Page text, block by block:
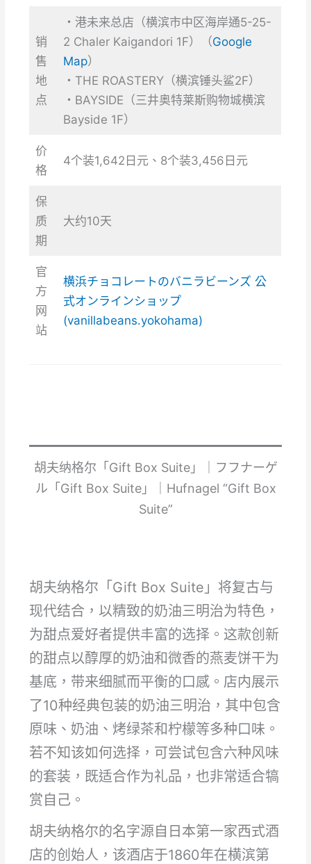
销
售
地
点
・港未来总店（横滨市中区海岸通5-25-
2 Chaler Kaigandori 1F）（Google
Map）
・THE ROASTERY（横滨锤头鲨2F）
・BAYSIDE（三井奥特莱斯购物城横滨
Bayside 1F）
价
格
4个装1,642日元、8个装3,456日元
保
质
期
大约10天
官
方
网
站
横浜チョコレートのバニラビーンズ 公
式オンラインショップ
(vanillabeans.yokohama)
胡夫纳格尔「Gift Box Suite」｜フフナーゲ
ル「Gift Box Suite」｜Hufnagel “Gift Box
Suite”
胡夫纳格尔「Gift Box Suite」将复古与
现代结合，以精致的奶油三明治为特色，
为甜点爱好者提供丰富的选择。这款创新
的甜点以醇厚的奶油和微香的燕麦饼干为
基底，带来细腻而平衡的口感。店内展示
了10种经典包装的奶油三明治，其中包含
原味、奶油、烤绿茶和柠檬等多种口味。
若不知该如何选择，可尝试包含六种风味
的套装，既适合作为礼品，也非常适合犒
赏自己。
胡夫纳格尔的名字源自日本第一家西式酒
店的创始人，该酒店于1860年在横滨第